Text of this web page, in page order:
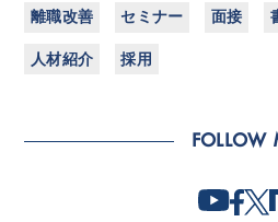
離職改善 セミナー 面接
人材紹介 採用
FOLLOW